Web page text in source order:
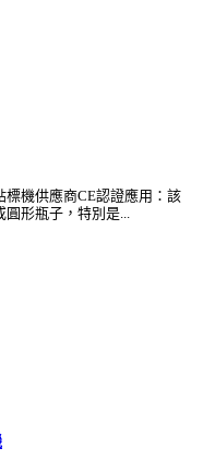
機供應商CE認證應用：該
形瓶子，特別是...